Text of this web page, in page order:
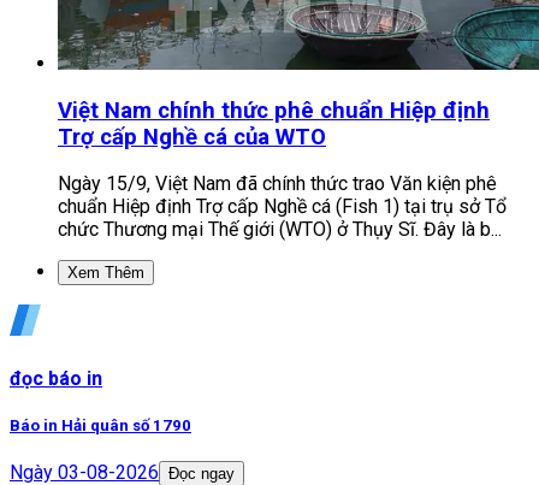
Việt Nam chính thức phê chuẩn Hiệp định
Trợ cấp Nghề cá của WTO
Ngày 15/9, Việt Nam đã chính thức trao Văn kiện phê
chuẩn Hiệp định Trợ cấp Nghề cá (Fish 1) tại trụ sở Tổ
chức Thương mại Thế giới (WTO) ở Thụy Sĩ. Đây là b...
Xem Thêm
đọc báo in
Báo in Hải quân số 1790
Ngày 03-08-2026 Đọc ngay